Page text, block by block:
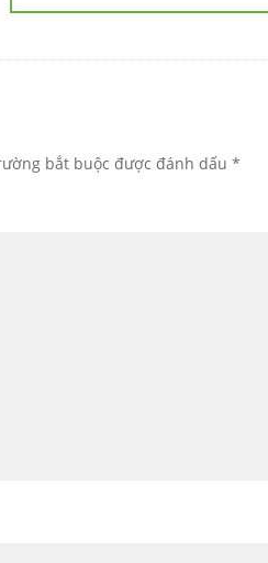
bắt buộc được đánh dấu *